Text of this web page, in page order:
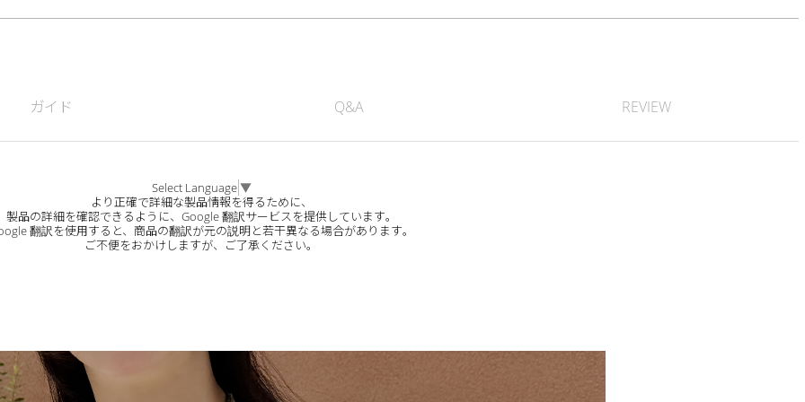
ガイド Q&A REVIEW
Select Language▼
より正確で詳細な製品情報を得るために、
製品の詳細を確認できるように、Google 翻訳サービスを提供しています。
翻訳を使用すると、商品の翻訳が元の説明と若干異なる場合があります。
ご不便をおかけしますが、ご了承ください。